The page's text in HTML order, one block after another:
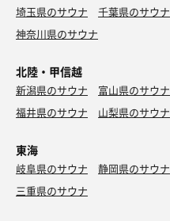
埼玉県のサウナ
千葉県のサウナ
神奈川県のサウナ
北陸・甲信越
新潟県のサウナ 富山県のサウナ
福井県のサウナ
山梨県のサウナ
東海
岐阜県のサウナ 静岡県のサウナ
三重県のサウナ